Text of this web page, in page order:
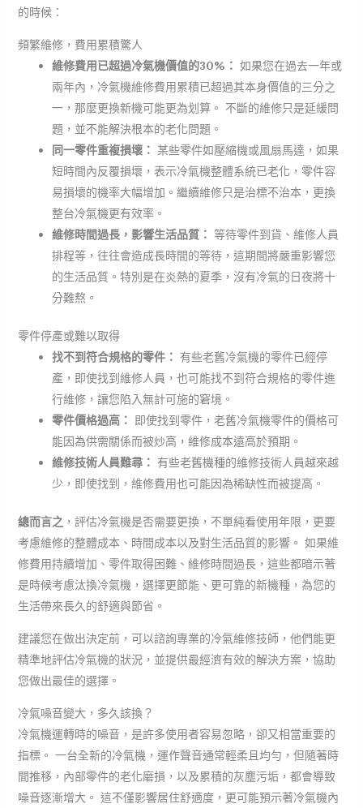
的時候：
頻繁維修，費用累積驚人
維修費用已超過冷氣機價值的30%： 如果您在過去一年或
兩年內，冷氣機維修費用累積已超過其本身價值的三分之
一，那麼更換新機可能更為划算。 不斷的維修只是延緩問
題，並不能解決根本的老化問題。
同一零件重複損壞： 某些零件如壓縮機或風扇馬達，如果
短時間內反覆損壞，表示冷氣機整體系統已老化，零件容
易損壞的機率大幅增加。繼續維修只是治標不治本，更換
整台冷氣機更有效率。
維修時間過長，影響生活品質： 等待零件到貨、維修人員
排程等，往往會造成長時間的等待，這期間將嚴重影響您
的生活品質。特別是在炎熱的夏季，沒有冷氣的日夜將十
分難熬。
零件停產或難以取得
找不到符合規格的零件： 有些老舊冷氣機的零件已經停
產，即使找到維修人員，也可能找不到符合規格的零件進
行維修，讓您陷入無計可施的窘境。
零件價格過高： 即使找到零件，老舊冷氣機零件的價格可
能因為供需關係而被炒高，維修成本遠高於預期。
維修技術人員難尋： 有些老舊機種的維修技術人員越來越
少，即使找到，維修費用也可能因為稀缺性而被提高。
總而言之 ，評估冷氣機是否需要更換，不單純看使用年限，更要
考慮維修的整體成本、時間成本以及對生活品質的影響。 如果維
修費用持續增加、零件取得困難、維修時間過長，這些都暗示著
是時候考慮汰換冷氣機，選擇更節能、更可靠的新機種，為您的
生活帶來長久的舒適與節省。
建議您在做出決定前，可以諮詢專業的冷氣維修技師，他們能更
精準地評估冷氣機的狀況，並提供最經濟有效的解決方案，協助
您做出最佳的選擇。
冷氣噪音變大，多久該換？
冷氣機運轉時的噪音，是許多使用者容易忽略，卻又相當重要的
指標。 一台全新的冷氣機，運作聲音通常輕柔且均勻，但隨著時
間推移，內部零件的老化磨損，以及累積的灰塵污垢，都會導致
噪音逐漸增大。 這不僅影響居住舒適度，更可能預示著冷氣機內